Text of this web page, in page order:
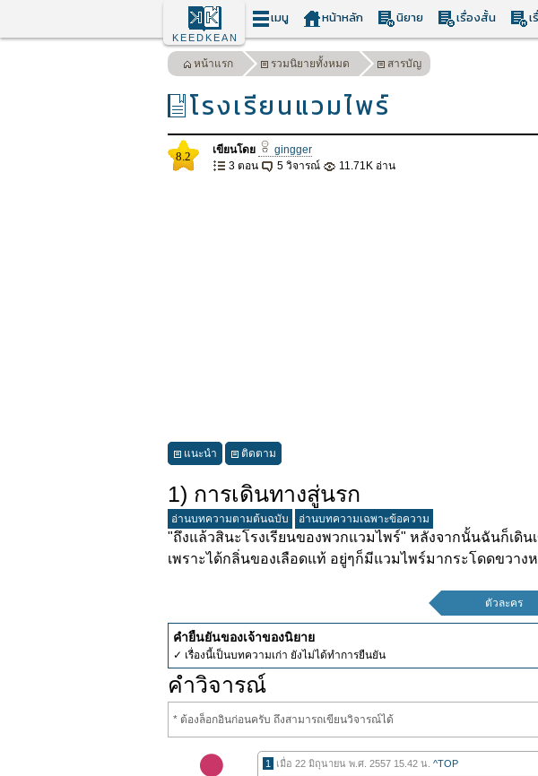
KEEDKEAN
เมนู หน้าหลัก นิยาย เรื่องสั้น เ
หน้าแรก รวมนิยายทั้งหมด สารบัญ
โรงเรียนแวมไพร์
8.2 เขียนโดย gingger
3 ตอน
5 วิจารณ์ 11.71K อ่าน
แนะนำ ติดตาม
1) การเดินทางสู่นรก
อ่านบทความตามต้นฉบับ อ่านบทความเฉพาะข้อความ
"ถึงแล้วสินะโรงเรียนของพวกแวมไพร์" หลังจากนั้นฉันก็เดิ
เพราะได้กลิ่นของเลือดแท้ อยู่ๆก็มีแวมไพร์มากระโดดขวา
ตัวละคร
คำยืนยันของเจ้าของนิยาย
✓ เรื่องนี้เป็นบทความเก่า ยังไม่ได้ทำการยืนยัน
คำวิจารณ์
* ต้องล็อกอินก่อนครับ ถึงสามารถเขียนวิจารณ์ได้
1 เมื่อ 22 มิถุนายน พ.ศ. 2557 15.42 น. ^TOP